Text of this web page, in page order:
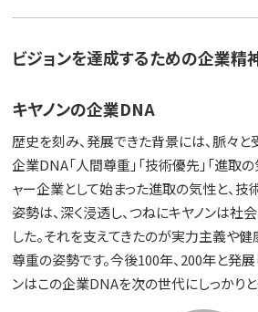
ビジョンを達成するための企業精
キヤノンの企業DNA
歴史を刻み、発展できた背景には、脈々
企業DNA「人間尊重」「技術優先」「進取
ャー企業として始まった進取の気性と、
姿勢は、深く浸透し、つねにキヤノンは社
した。それを支えてきたのが実力主義や
尊重の姿勢です。今後100年、200年と発展
ンはこの企業DNAを次の世代にしっかりと